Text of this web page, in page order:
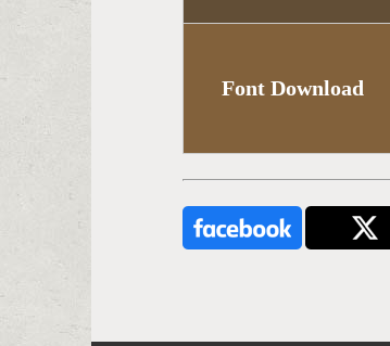
Font Download